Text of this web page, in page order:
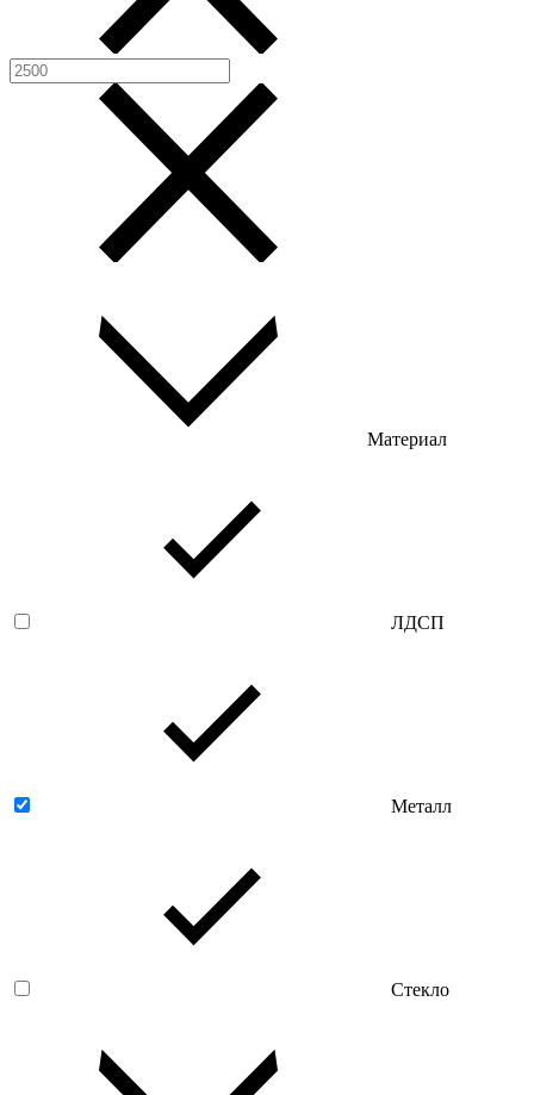
Материал
ЛДСП
Металл
Стекло